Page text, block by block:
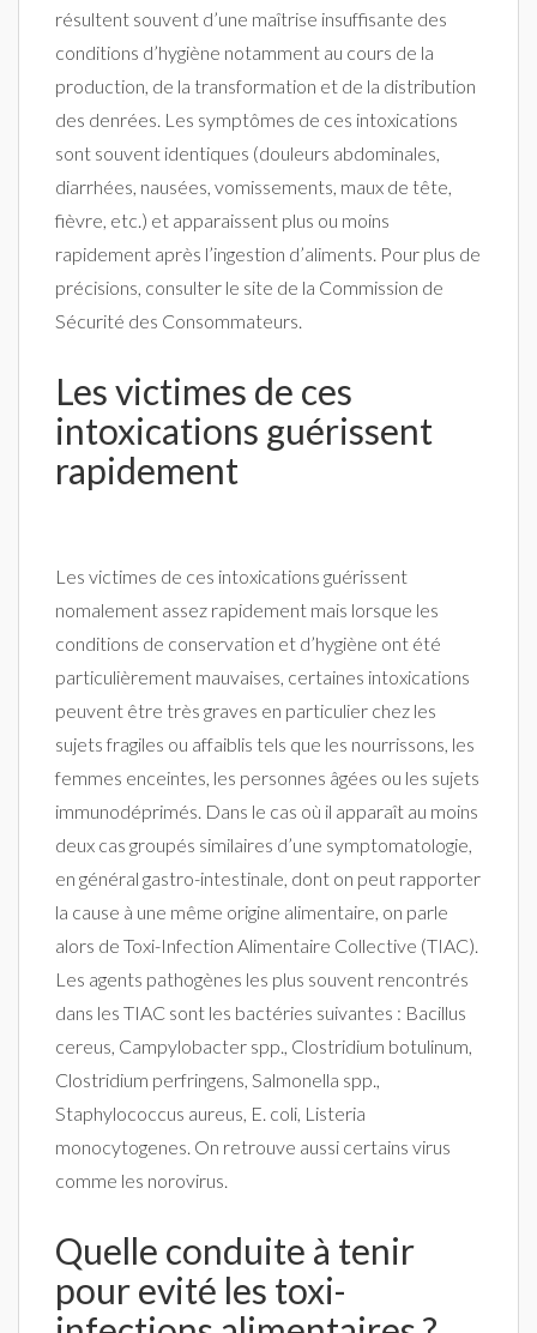
résultent souvent d’une maîtrise insuffisante des
conditions d’hygiène notamment au cours de la
production, de la transformation et de la distribution
des denrées. Les symptômes de ces intoxications
sont souvent identiques (douleurs abdominales,
diarrhées, nausées, vomissements, maux de tête,
fièvre, etc.) et apparaissent plus ou moins
rapidement après l’ingestion d’aliments. Pour plus de
précisions, consulter le site de la Commission de
Sécurité des Consommateurs.
Les victimes de ces
intoxications guérissent
rapidement
Les victimes de ces intoxications guérissent
nomalement assez rapidement mais lorsque les
conditions de conservation et d’hygiène ont été
particulièrement mauvaises, certaines intoxications
peuvent être très graves en particulier chez les
sujets fragiles ou affaiblis tels que les nourrissons, les
femmes enceintes, les personnes âgées ou les sujets
immunodéprimés. Dans le cas où il apparaît au moins
deux cas groupés similaires d’une symptomatologie,
en général gastro-intestinale, dont on peut rapporter
la cause à une même origine alimentaire, on parle
alors de Toxi-Infection Alimentaire Collective (TIAC).
Les agents pathogènes les plus souvent rencontrés
dans les TIAC sont les bactéries suivantes : Bacillus
cereus, Campylobacter spp., Clostridium botulinum,
Clostridium perfringens, Salmonella spp.,
Staphylococcus aureus, E. coli, Listeria
monocytogenes. On retrouve aussi certains virus
comme les norovirus.
Quelle conduite à tenir
pour evité les toxi-